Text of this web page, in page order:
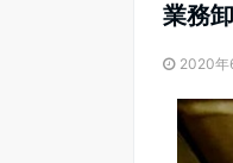
業務
2020年